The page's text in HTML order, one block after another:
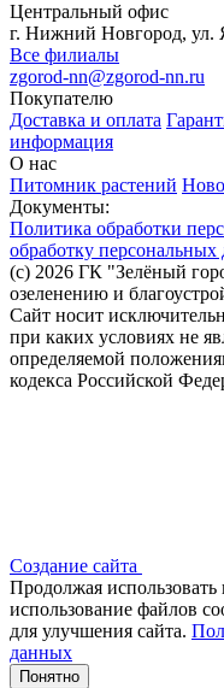
Центральный офис
г. Нижний Новгород, ул.
Все филиалы
zgorod-nn@zgorod-nn.ru
Покупателю
Доставка и оплата
информация
О нас
Питомник растений
Документы:
Политика обработки
обработку
(c) 2026 ГК "Зелёный
озеленению и
Сайт носит
при каких условиях не
определяемой
кодекса Российской
Создание сайта
Продолжая использовать
использование файлов
для улучшения сайта.
данных
Понятно